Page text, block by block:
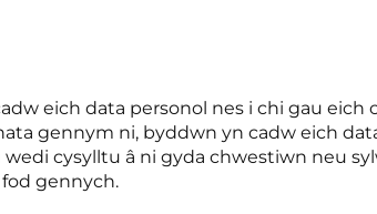
eich data personol nes i chi gau eich
gennym ni, byddwn yn cadw eich
cysylltu â ni gyda chwestiwn neu
gennych.